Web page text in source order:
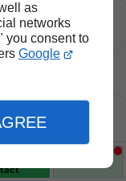
as
networks
you consent to
Google
et de